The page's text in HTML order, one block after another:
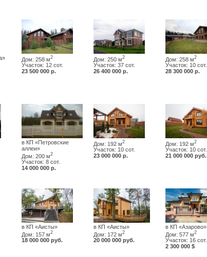
Дом: 258 м2
Участок: 12 сот.
23 500 000 р.
Дом: 250 м2
Участок: 37 сот.
26 400 000 р.
Дом: 258 м2
Участок: 10 сот.
28 300 000 р.
в КП «Петровские
аллеи»
Дом: 200 м2
Участок: 8 сот.
14 000 000 р.
Дом: 192 м2
Участок: 10 сот.
23 000 000 р.
Дом: 192 м2
Участок: 10 сот.
21 000 000 руб.
в КП «Аисты»
Дом: 157 м2
18 000 000 руб.
в КП «Аисты»
Дом: 172 м2
20 000 000 руб.
в КП «Азарово»
Дом: 577 м2
Участок: 16 сот.
2 300 000 $